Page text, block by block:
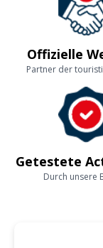
Offizielle
Partner der
Getestete
Durch unsere